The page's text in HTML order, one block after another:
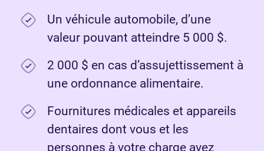
Un véhicule automobile, d’une
valeur pouvant atteindre 5 000 $.
2 000 $ en cas d’assujettissement à
une ordonnance alimentaire.
Fournitures médicales et appareils
dentaires dont vous et les
personnes à votre charge avez